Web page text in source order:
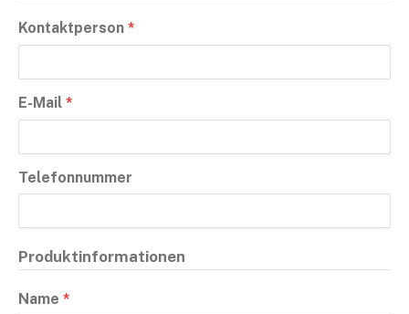
Kontaktperson *
E-Mail *
Telefonnummer
Produktinformationen
Name *